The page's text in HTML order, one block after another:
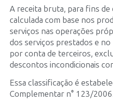
A receita bruta, para fins
calculada com base nos
serviços nas operações
dos serviços prestados e
por conta de terceiros,
descontos incondicionais
Essa classificação é
Complementar n° 123/